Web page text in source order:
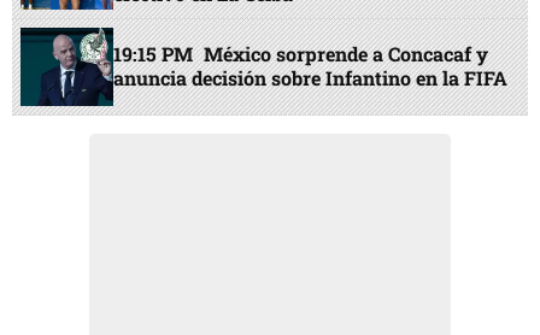
19:15 PM México sorprende a Concacaf y
anuncia decisión sobre Infantino en la FIFA